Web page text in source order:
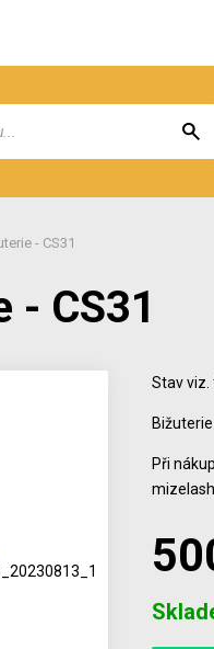
- CS31
- CS31
Stav
Při